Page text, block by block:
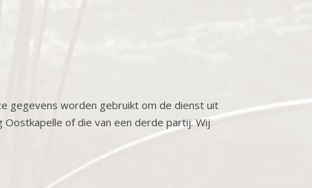
gegevens worden gebruikt om de dienst uit
of die van een derde partij. Wij